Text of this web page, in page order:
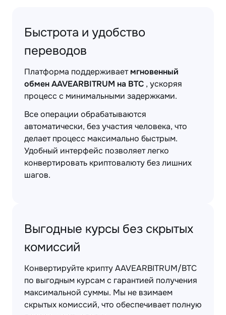
Быстрота и удобство
переводов
Платформа поддерживаетмгновенный
обмен AAVEARBITRUM на BTC , ускоряя
процесс с минимальными задержками.
Все операции обрабатываются
автоматически, без участия человека, что
делает процесс максимально быстрым.
Удобный интерфейс позволяет легко
конвертировать криптовалюту без лишних
шагов.
Выгодные курсы без скрытых
комиссий
Конвертируйте крипту AAVEARBITRUM/BTC
по выгодным курсам с гарантией получения
максимальной суммы. Мы не взимаем
скрытых комиссий, что обеспечивает полную